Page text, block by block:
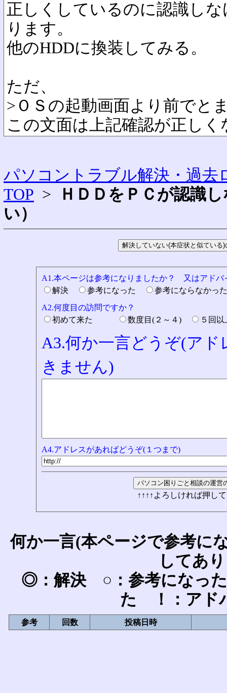
正しくしているのに認識し
ります。
他のHDDに換装してみる。
ただ、
>ＯＳの起動画面より前でと
この文面は上記確認が正し
パソコントラブル解決・過去
TOP >
ＨＤＤをＰＣが認識
い）
A1.本ページは参考になりましたか？ 又はアドバ
解決
参考になった
参考にならなか
A2.何度目の訪問ですか？
初めて来た
数度目(２～４) ５回
A3.何か一言どうぞ(ア
きません)
A4.アドレスがあればどうぞ(１つまで)
↑↑↑↑よろしければ押し
何か一言(本ページで参考に
してあ
◎：解決 ○：参考になっ
た ！：アド
参考 回数 投稿日時